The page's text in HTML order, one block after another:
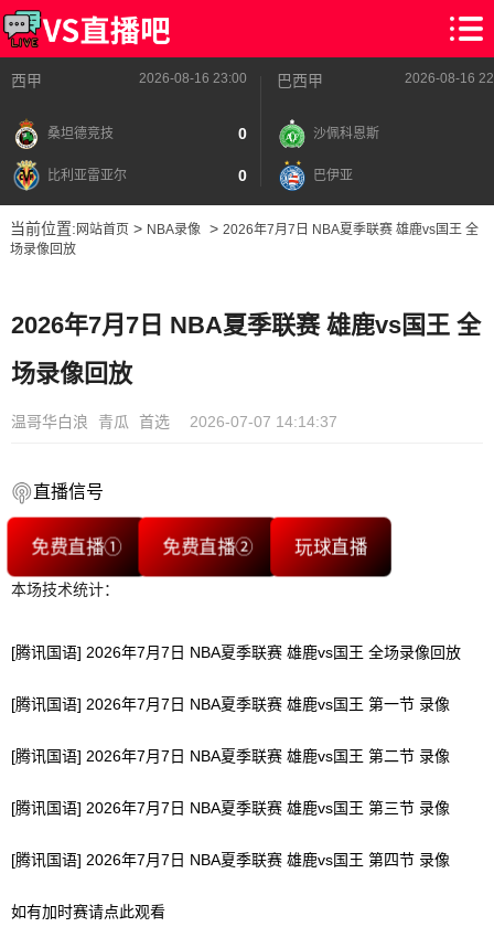
西甲 2026-08-16 23:00
桑坦德竞技 0
比利亚雷亚尔 0
巴西甲 2026-08-16
沙佩科恩斯
巴伊亚
当前位置: 网站首页> NBA录像 > 2026年7月7日 NBA夏季联赛 雄鹿vs国王 全
场录像回放
2026年7月7日 NBA夏季联赛 雄鹿vs国王 全
场录像回放
温哥华白浪 青瓜 首选 2026-07-07 14:14:37
直播信号
免费直播① 免费直播② 玩球直播
本场技术统计：
[腾讯国语] 2026年7月7日 NBA夏季联赛 雄鹿vs国王 全场录像回放
[腾讯国语] 2026年7月7日 NBA夏季联赛 雄鹿vs国王 第一节 录像
[腾讯国语] 2026年7月7日 NBA夏季联赛 雄鹿vs国王 第二节 录像
[腾讯国语] 2026年7月7日 NBA夏季联赛 雄鹿vs国王 第三节 录像
[腾讯国语] 2026年7月7日 NBA夏季联赛 雄鹿vs国王 第四节 录像
如有加时赛请点此观看